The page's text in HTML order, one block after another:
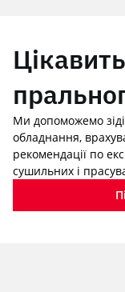
Ми допоможемо
обладнання,
рекомендації по
сушильних і